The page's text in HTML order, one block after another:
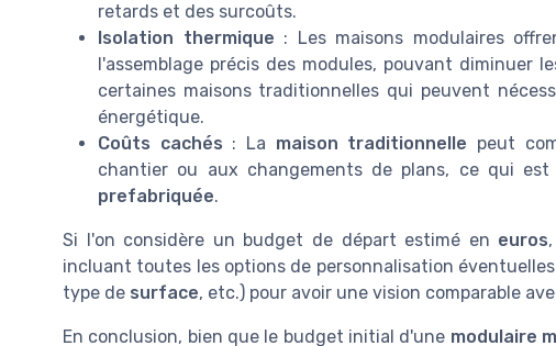
retards et des surcoûts.
Isolation thermique : Les maisons modulaires
l'assemblage précis des modules, pouvant diminuer
certaines maisons traditionnelles qui peuvent
énergétique.
Coûts cachés : La maison traditionnelle peut
chantier ou aux changements de plans, ce qui
prefabriquée.
Si l'on considère un budget de départ estimé en euros
incluant toutes les options de personnalisation éventuelles
type de surface, etc.) pour avoir une vision comparable
En conclusion, bien que le budget initial d'une modulaire